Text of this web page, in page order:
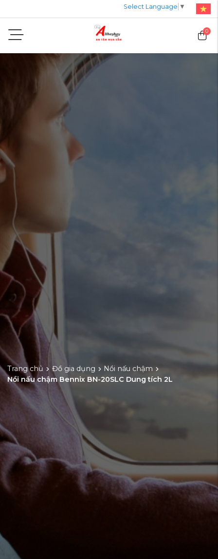
Select Language ▼
0
Trang chủ Đồ gia dụng
Nồi nấu chậm
Nồi nấu chậm Bennix BN-20SLC Dung tích 2L